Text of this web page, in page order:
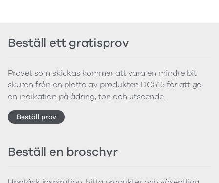
Beställ ett gratisprov
Provet som skickas kommer att vara en mindre bit
skuren från en platta av produkten DC515 för att ge
en indikation på ådring, ton och utseende.
Beställ prov
Beställ en broschyr